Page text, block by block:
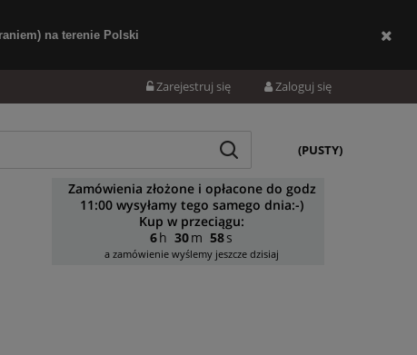
na terenie Polski
Zarejestruj się Zaloguj się
(PUSTY)
Zamówienia złożone i opłacone do godz
11:00 wysyłamy tego samego dnia:-)
Kup w przeciągu:
6
30 56
a zamówienie wyślemy jeszcze dzisiaj